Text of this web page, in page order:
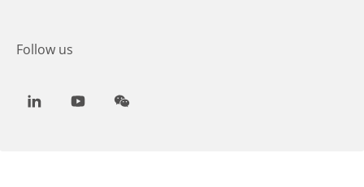
Follow us
LinkedInYoutubeWeChat